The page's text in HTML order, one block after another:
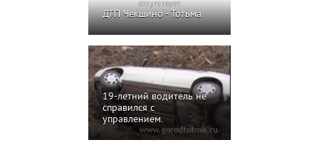
ДТП Чекшино - Тотьма
19-летний водитель не
справился с
управлением.